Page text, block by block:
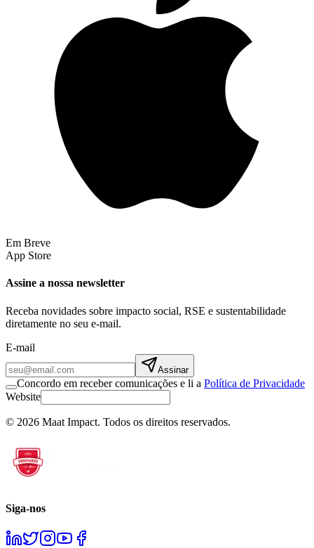
Em Breve
App Store
Assine a nossa newsletter
Receba novidades sobre impacto social, RSE e sustentabilidade
diretamente no seu e-mail.
E-mail
Assinar
Concordo em receber comunicações e li a Política de Privacidade
Website
© 2026 Maat Impact. Todos os direitos reservados.
Siga-nos